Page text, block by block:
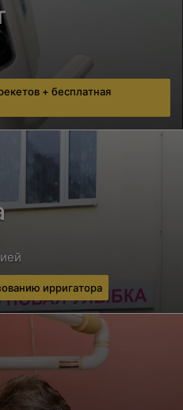
+ бесплатная
ирригатора